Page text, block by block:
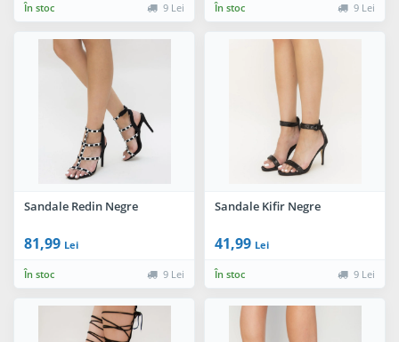
În stoc 9 Lei În stoc 9 Lei
Sandale Redin Negre
81,99 Lei
În stoc 9 Lei
Sandale Kifir Negre
41,99 Lei
În stoc 9 Lei